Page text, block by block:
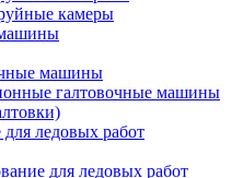
камеры
машины
галтовочные машины
ледовых работ
для ледовых работ